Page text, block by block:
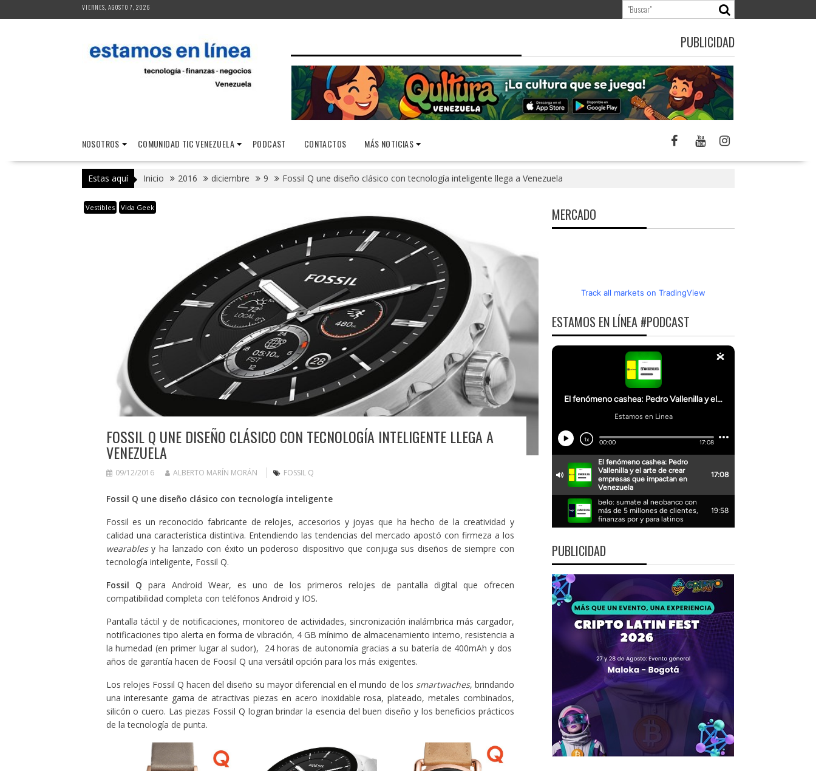
al
VIERNES, AGOSTO 7, 2026
PUBLICIDAD
NOSOTROS COMUNIDAD TIC VENEZUELA PODCAST CONTACTOS MÁS NOTICIAS
Estas aquí Inicio 2016 diciembre 9 Fossil Q une diseño clásico con tecnología inteligente llega a Venezuela
Vestibles Vida Geek
FOSSIL Q UNE DISEÑO CLÁSICO CON TECNOLOGÍA INTELIGENTE LLEGA A
VENEZUELA
09/12/2016 ALBERTO MARÍN MORÁN FOSSIL Q
Fossil Q une diseño clásico con tecnología inteligente
Fossil es un reconocido fabricante de relojes, accesorios y joyas que ha hecho de la creatividad y
calidad una característica distintiva. Entendiendo las tendencias del mercado apostó con firmeza a los
wearablesy ha lanzado con éxito un poderoso dispositivo que conjuga sus diseños de siempre con
tecnología inteligente, Fossil Q.
Fossil Q para Android Wear, es uno de los primeros relojes de pantalla digital que ofrecen
compatibilidad completa con teléfonos Android y IOS.
Pantalla táctil y de notificaciones, monitoreo de actividades, sincronización inalámbrica más cargador,
notificaciones tipo alerta en forma de vibración, 4 GB mínimo de almacenamiento interno, resistencia a
la humedad (en primer lugar al sudor), 24 horas de autonomía gracias a su batería de 400mAh y dos
años de garantía hacen de Foosil Q una versátil opción para los más exigentes.
Los relojes Fossil Q hacen del diseño su mayor diferencial en el mundo de los smartwaches, brindando
una interesante gama de atractivas piezas en acero inoxidable rosa, plateado, metales combinados,
silicón o cuero. Las piezas Fossil Q logran brindar la esencia del buen diseño y los beneficios prácticos
de la tecnología de punta.
MERCADO
Track all markets on TradingView
ESTAMOS EN LÍNEA #PODCAST
PUBLICIDAD